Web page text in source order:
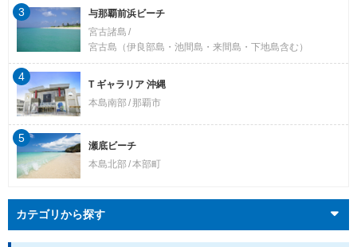
与那覇前浜ビーチ
宮古諸島
宮古島（伊良部島・池間島・来間島・下地島含む）
3
T ギャラリア 沖縄
本島南部
那覇市
4
瀬底ビーチ
本島北部 本部町
5
カテゴリから探す